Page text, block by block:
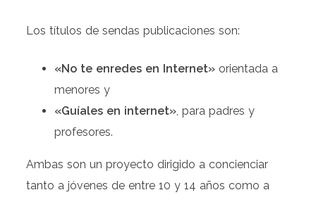
Los títulos de sendas publicaciones son:
«No te enredes en Internet» orientada a
menores y
«Guíales en internet», para padres y
profesores.
Ambas son un proyecto dirigido a concienciar
tanto a jóvenes de entre 10 y 14 años como a